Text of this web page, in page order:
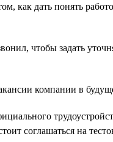
как дать понять
чтобы задать
компании в
соглашаться на